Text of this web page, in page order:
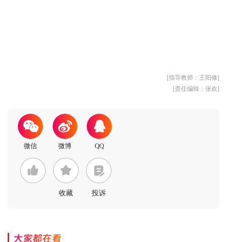
[指导教师：王阳修]
[责任编辑：张欢]
收藏 投诉
大家都在看